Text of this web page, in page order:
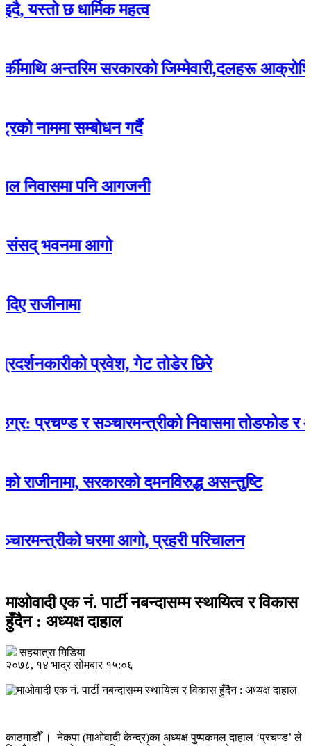
छ धार्मिक महत्व
सरकारको जिम्मेवारी,दलहरू आक्रोशित
सम्बोधन गर्दै
पनि आगजनी
आगो
प्रवेश, गेट तोडेर छिरे
र सञ्चारमन्त्रीको निवासमा तोडफोड र आगजनी
सरकारको दमनविरुद्ध असन्तुष्टि
घरमा आगो, प्रहरी परिचालन
माओवादी एक नं. पार्टी नबन्दासम्म स्थायित्व र विकास
हुँदैन : अध्यक्ष दाहाल
सहयात्रा मिडिया
२०७८, १४ भाद्र सोमबार १५:०६
काठमाडौँ । नेकपा (माओवादी केन्द्र)का अध्यक्ष पुष्पकमल दाहाल ‘प्रचण्ड’ ले